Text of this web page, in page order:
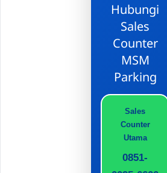
Hubungi
Sales
Counter
MSM
Parking
Sales
Counter
Utama
0851-